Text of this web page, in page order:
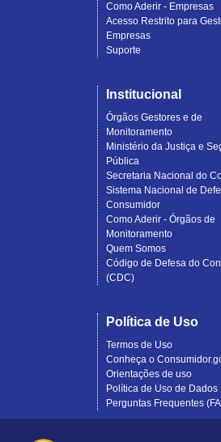
Como Aderir - Empresas
Acesso Restrito para
Empresas
Suporte
Institucional
Órgãos Gestores e de
Monitoramento
Ministério da Justiça e
Pública
Secretaria Nacional do
Sistema Nacional de
Consumidor
Como Aderir - Órgãos de
Monitoramento
Quem Somos
Código de Defesa do
(CDC)
Política de Uso
Termos de Uso
Conheça o
Orientações de uso
Política de Uso de Dados
Perguntas Frequentes